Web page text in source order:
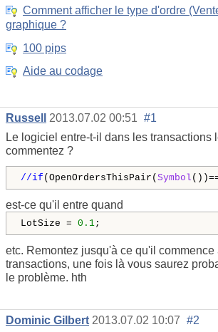
Comment afficher le type d'ordre
graphique ?
100 pips
Aide au codage
Russell 2013.07.02 00:51 #1
Le logiciel entre-t-il dans les transactions
commentez ?
//if (OpenOrdersThisPair( Symbol
est-ce qu'il entre quand
LotSize = 0.1;
etc. Remontez jusqu'à ce qu'il commence
transactions, une fois là vous saurez
le problème. hth
Dominic Gilbert 2013.07.02 10:07 #2